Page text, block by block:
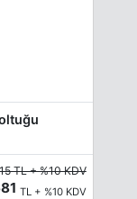
TL + %10 KDV
TL + %10 KDV